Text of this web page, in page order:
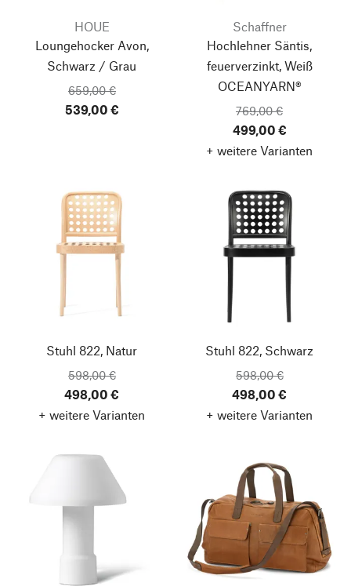
HOUE
Loungehocker Avon,
Schwarz / Grau
659,00 €
539,00 €
Schaffner
Hochlehner Säntis,
feuerverzinkt, Weiß
OCEANYARN®
769,00 €
499,00 €
+ weitere Varianten
Stuhl 822, Natur
598,00 €
498,00 €
+ weitere Varianten
Stuhl 822, Schwarz
598,00 €
498,00 €
+ weitere Varianten